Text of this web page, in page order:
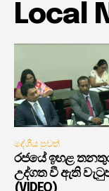
Local
දේශීය පුවත්
රජයේ ඉහළ
උද්ගත වී ඇති